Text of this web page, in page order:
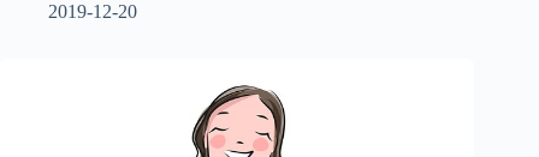
2019-12-20